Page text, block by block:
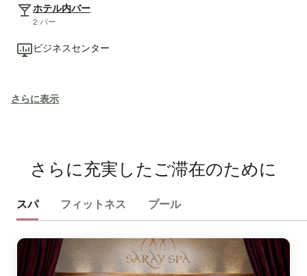
ホテル内バー
2 バー
ビジネスセンター
さらに表示
さらに充実したご滞在のために
スパ フィットネス プール